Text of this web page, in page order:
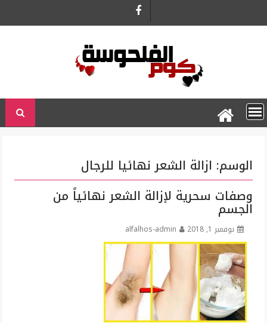
الوسم: ازالة الشعر نهائيا للرجال
وصفات سحرية لإزالة الشعر نهائياً من
الجسم
نوفمبر 1, 2018 alfalhos-admin